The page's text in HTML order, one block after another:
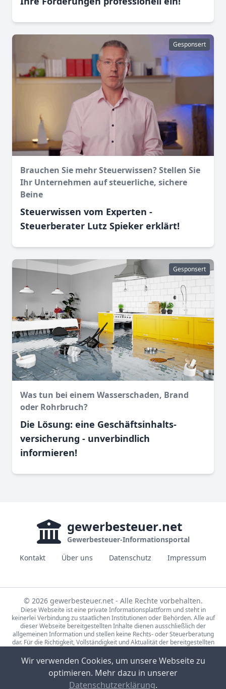
Gesponsert
Brauchen Sie mehr Steuerwissen? Stellen Sie
Ihr Unternehmen auf steuerliche, sichere
Beine
Steuerwissen vom Experten -
Steuerberater Lutz Spieker erklärt!
Gesponsert
Was tun bei einem Wasser­schaden, Brand
oder Rohr­bruch?
Die Lösung: eine Geschäftsinhalts­
versicherung - unverbindlich
informieren!
gewerbesteuer.net
Gewerbesteuer-Informationsportal
Kontakt
Über uns Datenschutz Impressum
© 2026 gewerbesteuer.net - Alle Rechte vorbehalten.
Diese Webseite ist eine private Informationsplattform und steht in
keinerlei Verbindung zu staatlichen Institutionen oder Behörden. Alle auf
dieser Webseite bereitgestellten Inhalte dienen ausschließlich der
allgemeinen Information und stellen keine Rechts- oder Steuerberatung
dar. Für die Richtigkeit, Vollständigkeit und Aktualität der bereitgestellten
steuerlichen Fragen wenden Sie sich bitte an einen qualifizierten
Fachberater.
Die Steuerdaten auf gewerbesteuer.net basieren auf den Erhebungen der
Statistische Ämter des Bundes und der Länder (Lizenz:
Wir verwenden Cookies, um unsere Webseite zu
optimieren. Mehr dazu in unserer
Datenschutzerklärung.